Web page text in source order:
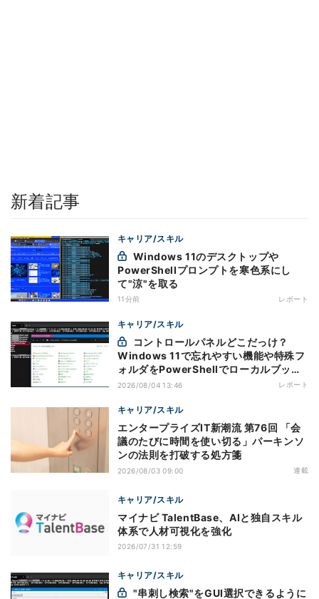
新着記事
キャリア/スキル
PowerShellプロンプトを寒色系にし
て"涼"を取る
11分前 レポート
キャリア/スキル
Windows 11で忘れやすい機能や特殊フ
ォルダをPowerShellでローカルブック
マーク化
2026/08/04 13:46 レポート
キャリア/スキル
エンタープライズIT新潮流 第76回 「会
議のたびに時間を使い切る」パーキンソ
ンの法則を打破する処方箋
2026/08/03 09:00 連載
キャリア/スキル
マイナビ TalentBase、AIと独自スキル
体系で人材可視化を強化
2026/07/31 12:59
キャリア/スキル